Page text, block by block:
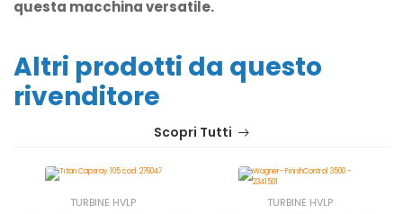
questa macchina versatile.
Altri prodotti da questo
rivenditore
Scopri Tutti
TURBINE HVLP TURBINE HVLP